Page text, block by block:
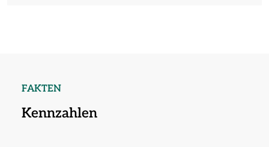
Kennzahlen
FAKTEN